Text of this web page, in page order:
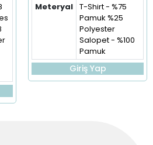
Meteryal T-Shirt - %75
Pamuk %25
Polyester
Salopet - %100
Pamuk
Giriş Yap